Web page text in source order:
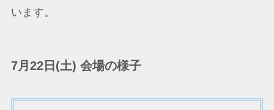
います。
7月22日(土) 会場の様子